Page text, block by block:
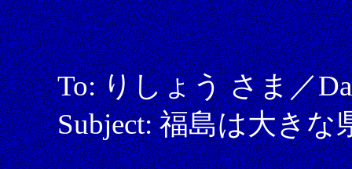
To: りしょう さま／
Subject: 福島は大きな